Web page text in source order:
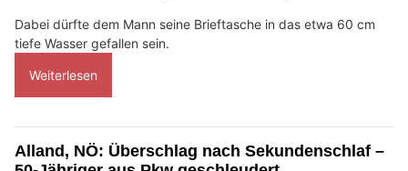
Dabei dürfte dem Mann seine Brieftasche in das etwa 60 cm
tiefe Wasser gefallen sein.
Weiterlesen
Alland, NÖ: Überschlag nach Sekundenschlaf –